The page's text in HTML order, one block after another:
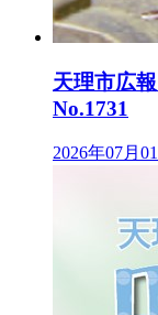
天理市広
No.1731
2026年07月